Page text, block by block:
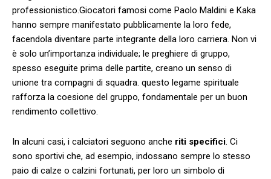
professionistico.Giocatori famosi come Paolo Maldini e Kaka
hanno⁢ sempre manifestato pubblicamente la loro fede,
facendola diventare parte integrante della loro carriera. Non​ vi
⁣è solo ⁣un’importanza individuale; le preghiere di gruppo,
spesso eseguite prima delle ‍partite, creano un senso di
unione tra compagni di squadra. questo legame spirituale
‌rafforza la coesione del gruppo, fondamentale per un ⁢buon
rendimento collettivo.
In alcuni casi, i calciatori‌ seguono anche riti specifici . Ci
sono sportivi che, ad esempio, indossano sempre​ lo stesso
paio di calze o ⁣calzini fortunati, per loro un‌ simbolo di